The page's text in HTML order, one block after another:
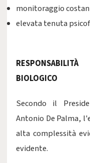
monitoraggio
elevata tenuta
BIOLOGICO
Secondo il
Antonio De Palma,
alta complessità
evidente.